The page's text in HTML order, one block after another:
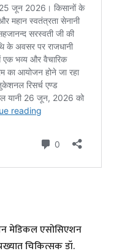
मेडिकल एसोसिएशन
चिकित्सक डॉ.